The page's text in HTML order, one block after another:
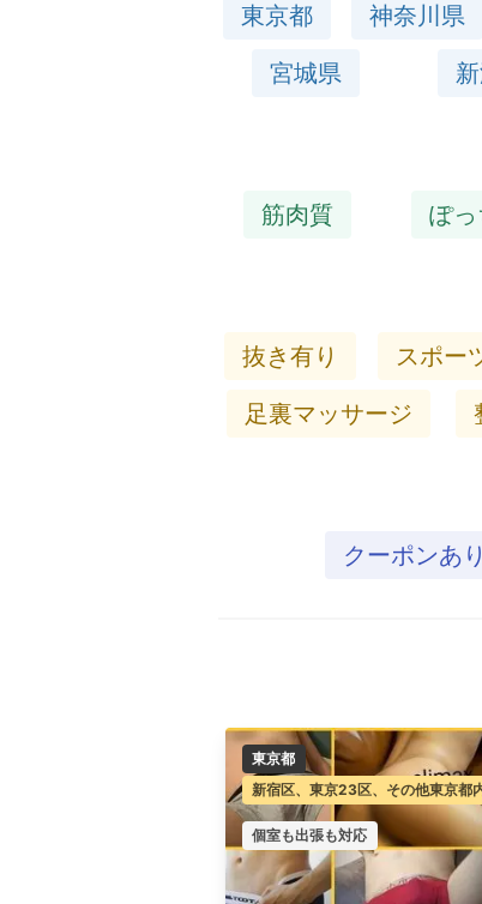
東京都 神奈川県
宮城県
筋肉質 ぽっ
抜き有り スポー
足裏マッサージ
クーポンあり
東京都
新宿区、東京23区、その他東京都
個室も出張も対応